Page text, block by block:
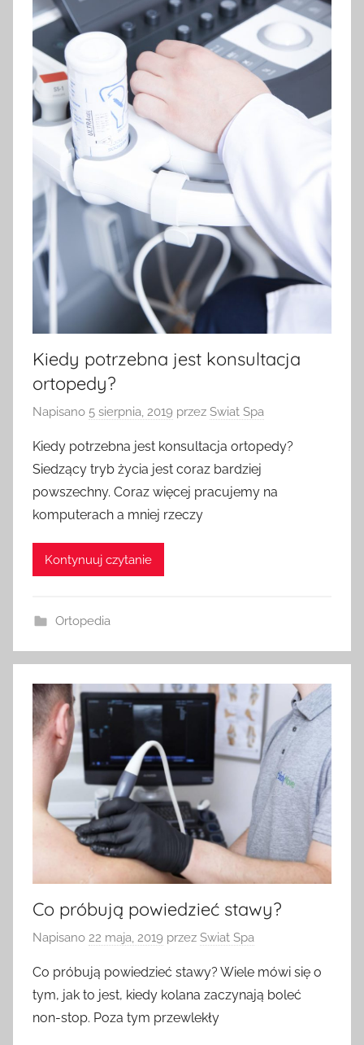
Kiedy potrzebna jest konsultacja
ortopedy?
Napisano 5 sierpnia, 2019 przez Swiat Spa
Kiedy potrzebna jest konsultacja ortopedy?
Siedzący tryb życia jest coraz bardziej
powszechny. Coraz więcej pracujemy na
komputerach a mniej rzeczy
Kontynuuj czytanie
Ortopedia
Co próbują powiedzieć stawy?
Napisano 22 maja, 2019 przez Swiat Spa
Co próbują powiedzieć stawy? Wiele mówi się o
tym, jak to jest, kiedy kolana zaczynają boleć
non-stop. Poza tym przewlekły